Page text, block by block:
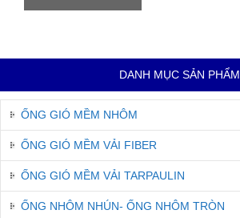
DANH MỤC SẢN PHẨM
ỐNG GIÓ MỀM NHÔM
ỐNG GIÓ MỀM VẢI FIBER
ỐNG GIÓ MỀM VẢI TARPAULIN
ỐNG NHÔM NHÚN- ỐNG NHÔM TRÒN